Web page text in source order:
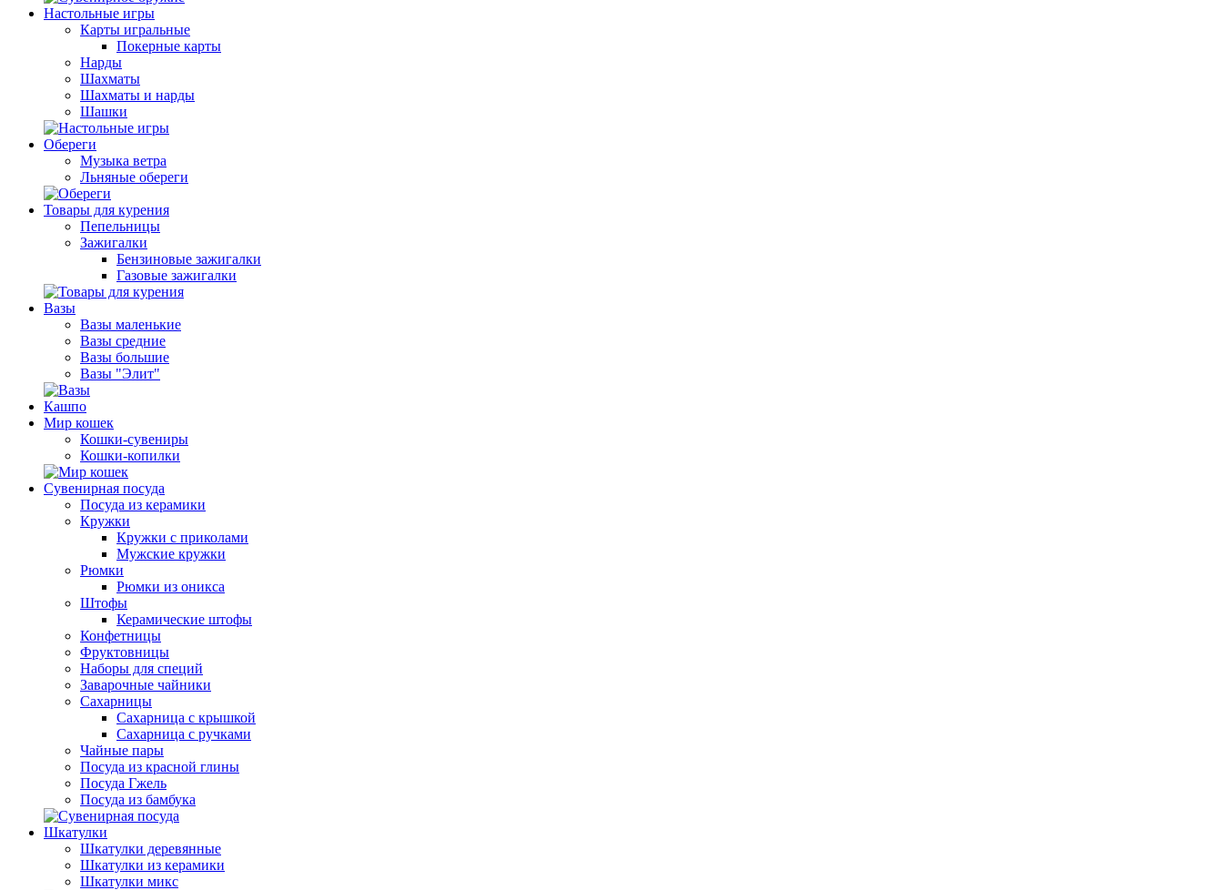
Настольные игры
Карты игральные
Покерные карты
Нарды
Шахматы
Шахматы и нарды
Шашки
Обереги
Музыка ветра
Льняные обереги
Товары для курения
Пепельницы
Зажигалки
Бензиновые зажигалки
Газовые зажигалки
Вазы
Вазы маленькие
Вазы средние
Вазы большие
Вазы "Элит"
Кашпо
Мир кошек
Кошки-сувениры
Кошки-копилки
Сувенирная посуда
Посуда из керамики
Кружки
Кружки с приколами
Мужские кружки
Рюмки
Рюмки из оникса
Штофы
Керамические штофы
Конфетницы
Фруктовницы
Наборы для специй
Заварочные чайники
Сахарницы
Сахарница с крышкой
Сахарница с ручками
Чайные пары
Посуда из красной глины
Посуда Гжель
Посуда из бамбука
Шкатулки
Шкатулки деревянные
Шкатулки из керамики
Шкатулки микс